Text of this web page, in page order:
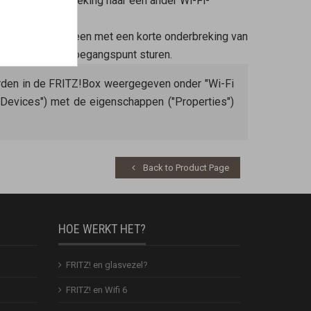
alleen met een korte onderbreking van
draadloos toegangspunt sturen.
in de FRITZ!Box weergegeven onder "Wi-Fi
met de eigenschappen ("Properties")
Back to Product Page
HOE WERKT HET?
FRITZ! en glasvezel?
FRITZ! en Wifi 6